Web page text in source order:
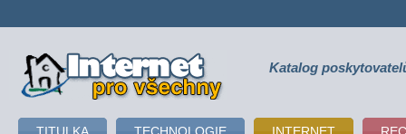
připojení k internetu Katalog